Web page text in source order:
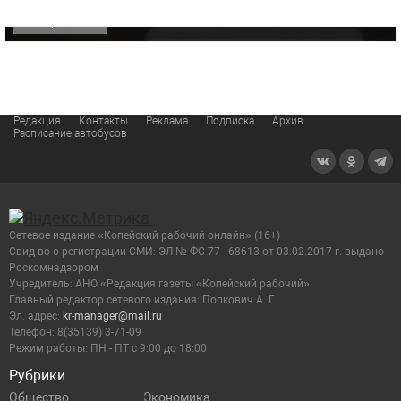
Редакция Контакты Реклама Подписка
Архив
Расписание автобусов
Рубрики
Общество Экономика
Сетевое издание «Копейский рабочий онлайн» (16+)
Cвид-во о регистрации СМИ: ЭЛ № ФС 77 - 68613 от 03.02.2017 г. выдано
Роскомнадзором
Учредитель: АНО «Редакция газеты «Копейский рабочий»
Главный редактор сетевого издания: Попкович А. Г.
Эл. адрес: kr-manager@mail.ru
Телефон: 8(35139) 3-71-09
Режим работы: ПН - ПТ с 9:00 до 18:00